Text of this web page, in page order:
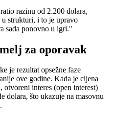
razinu od 2.200 dolara,
u strukturi, i to je upravo
sada ponovno u igri."
za oporavak
je rezultat opsežne faze
ove godine. Kada je cijena
otvoreni interes (open interest)
dolara, što ukazuje na masovnu